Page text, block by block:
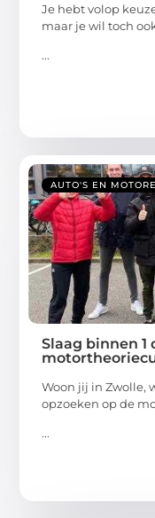
Je hebt volop
maar je wil toch
...
AUTO'S EN
Slaag binnen 1
Woon jij in Zwolle,
opzoeken op de
...